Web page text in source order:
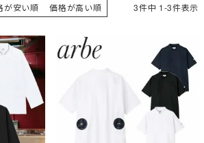
が安い順 価格が高い順 3件中 1-3件表示